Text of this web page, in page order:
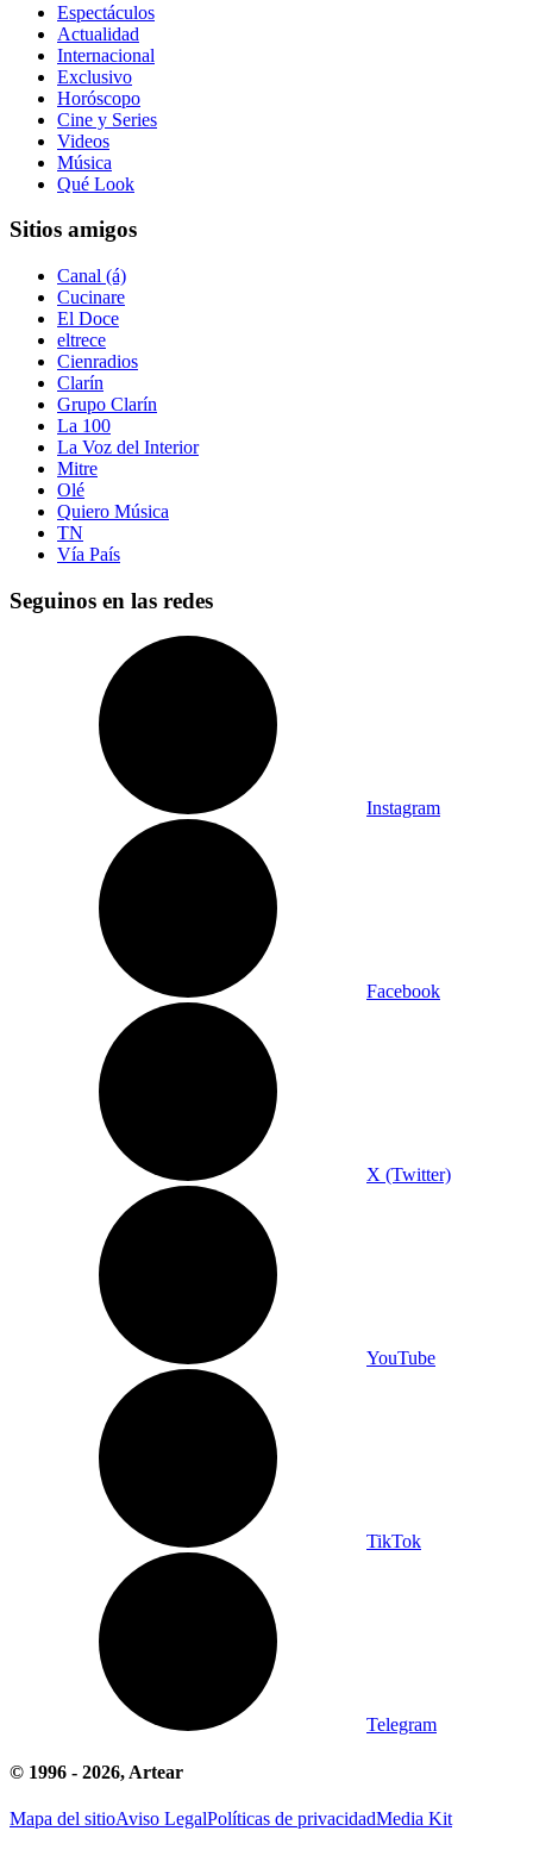
Espectáculos
Actualidad
Internacional
Exclusivo
Horóscopo
Cine y Series
Videos
Música
Qué Look
Sitios amigos
Canal (á)
Cucinare
El Doce
eltrece
Cienradios
Clarín
Grupo Clarín
La 100
La Voz del Interior
Mitre
Olé
Quiero Música
TN
Vía País
Seguinos en las redes
Instagram
Facebook
X (Twitter)
YouTube
TikTok
Telegram
© 1996 - 2026, Artear
Mapa del sitioAviso LegalPolíticas de privacidadMedia Kit